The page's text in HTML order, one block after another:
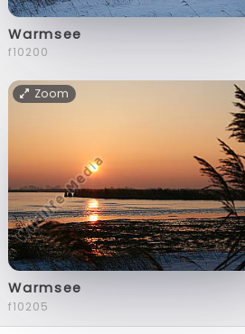
Warmsee
f10200
Zoom
Warmsee
f10205